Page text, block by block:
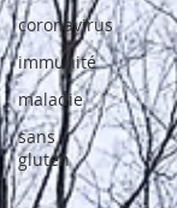
coronavirus
immunité
maladie
sans
gluten